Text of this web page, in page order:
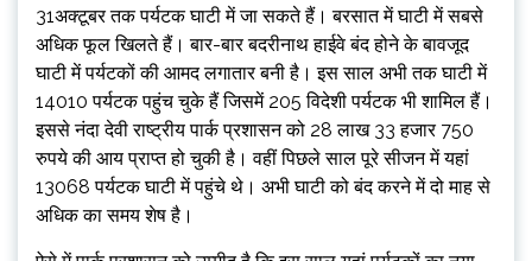
31अक्टूबर तक पर्यटक घाटी में जा सकते हैं। बरसात में घाटी में सबसे
अधिक फूल खिलते हैं। बार-बार बदरीनाथ हाईवे बंद होने के बावजूद
घाटी में पर्यटकों की आमद लगातार बनी है। इस साल अभी तक घाटी में
14010 पर्यटक पहुंच चुके हैं जिसमें 205 विदेशी पर्यटक भी शामिल हैं।
इससे नंदा देवी राष्ट्रीय पार्क प्रशासन को 28 लाख 33 हजार 750
रुपये की आय प्राप्त हो चुकी है। वहीं पिछले साल पूरे सीजन में यहां
13068 पर्यटक घाटी में पहुंचे थे। अभी घाटी को बंद करने में दो माह से
अधिक का समय शेष है।